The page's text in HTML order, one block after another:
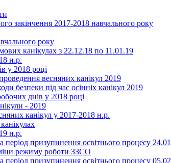
закінчення 2017-2018 навчального року
року
канікулах з 22.12.18 по 11.01.19
н.р.
у 2018 році
весняних канікул 2019
безпеки під час осінніх канікул 2019
днів у 2018 році
- 2019
канікул у 2017-2018 н.р.
н.р.
період призупинення освітнього процесу 24.01
режиму роботи ЗЗСО
період призупинення освітнього процесу 05.02